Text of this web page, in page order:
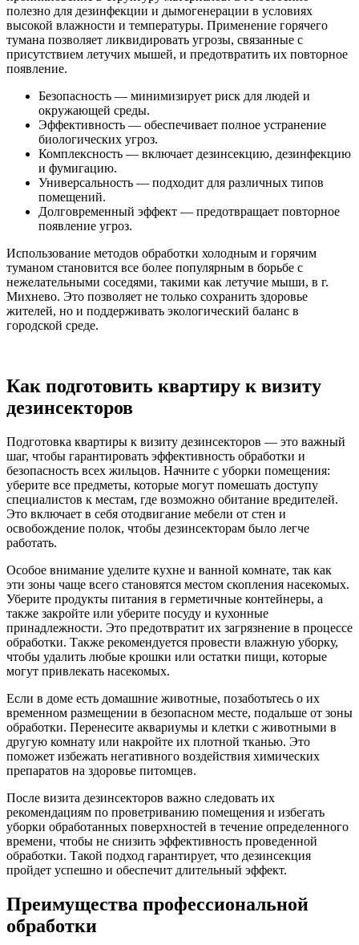
полезно для дезинфекции и дымогенерации в условиях
высокой влажности и температуры. Применение горячего
тумана позволяет ликвидировать угрозы, связанные с
присутствием летучих мышей, и предотвратить их повторное
появление.
Безопасность — минимизирует риск для людей и
окружающей среды.
Эффективность — обеспечивает полное устранение
биологических угроз.
Комплексность — включает дезинсекцию, дезинфекцию
и фумигацию.
Универсальность — подходит для различных типов
помещений.
Долговременный эффект — предотвращает повторное
появление угроз.
Использование методов обработки холодным и горячим
туманом становится все более популярным в борьбе с
нежелательными соседями, такими как летучие мыши, в г.
Михнево. Это позволяет не только сохранить здоровье
жителей, но и поддерживать экологический баланс в
городской среде.
Как подготовить квартиру к визиту
дезинсекторов
Подготовка квартиры к визиту дезинсекторов — это важный
шаг, чтобы гарантировать эффективность обработки и
безопасность всех жильцов. Начните с уборки помещения:
уберите все предметы, которые могут помешать доступу
специалистов к местам, где возможно обитание вредителей.
Это включает в себя отодвигание мебели от стен и
освобождение полок, чтобы дезинсекторам было легче
работать.
Особое внимание уделите кухне и ванной комнате, так как
эти зоны чаще всего становятся местом скопления насекомых.
Уберите продукты питания в герметичные контейнеры, а
также закройте или уберите посуду и кухонные
принадлежности. Это предотвратит их загрязнение в процессе
обработки. Также рекомендуется провести влажную уборку,
чтобы удалить любые крошки или остатки пищи, которые
могут привлекать насекомых.
Если в доме есть домашние животные, позаботьтесь о их
временном размещении в безопасном месте, подальше от зоны
обработки. Перенесите аквариумы и клетки с животными в
другую комнату или накройте их плотной тканью. Это
поможет избежать негативного воздействия химических
препаратов на здоровье питомцев.
После визита дезинсекторов важно следовать их
рекомендациям по проветриванию помещения и избегать
уборки обработанных поверхностей в течение определенного
времени, чтобы не снизить эффективность проведенной
обработки. Такой подход гарантирует, что дезинсекция
пройдет успешно и обеспечит длительный эффект.
Преимущества профессиональной
обработки